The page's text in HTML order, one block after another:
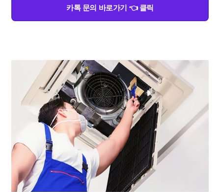
카톡 문의 바로가기 👈 클릭